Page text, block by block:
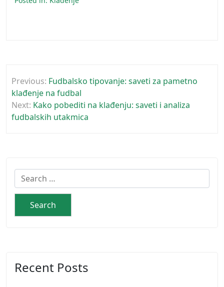
navigation
Previous: Fudbalsko tipovanje: saveti za pametno
klađenje na fudbal
Next: Kako pobediti na klađenju: saveti i analiza
fudbalskih utakmica
Search
for:
Recent Posts